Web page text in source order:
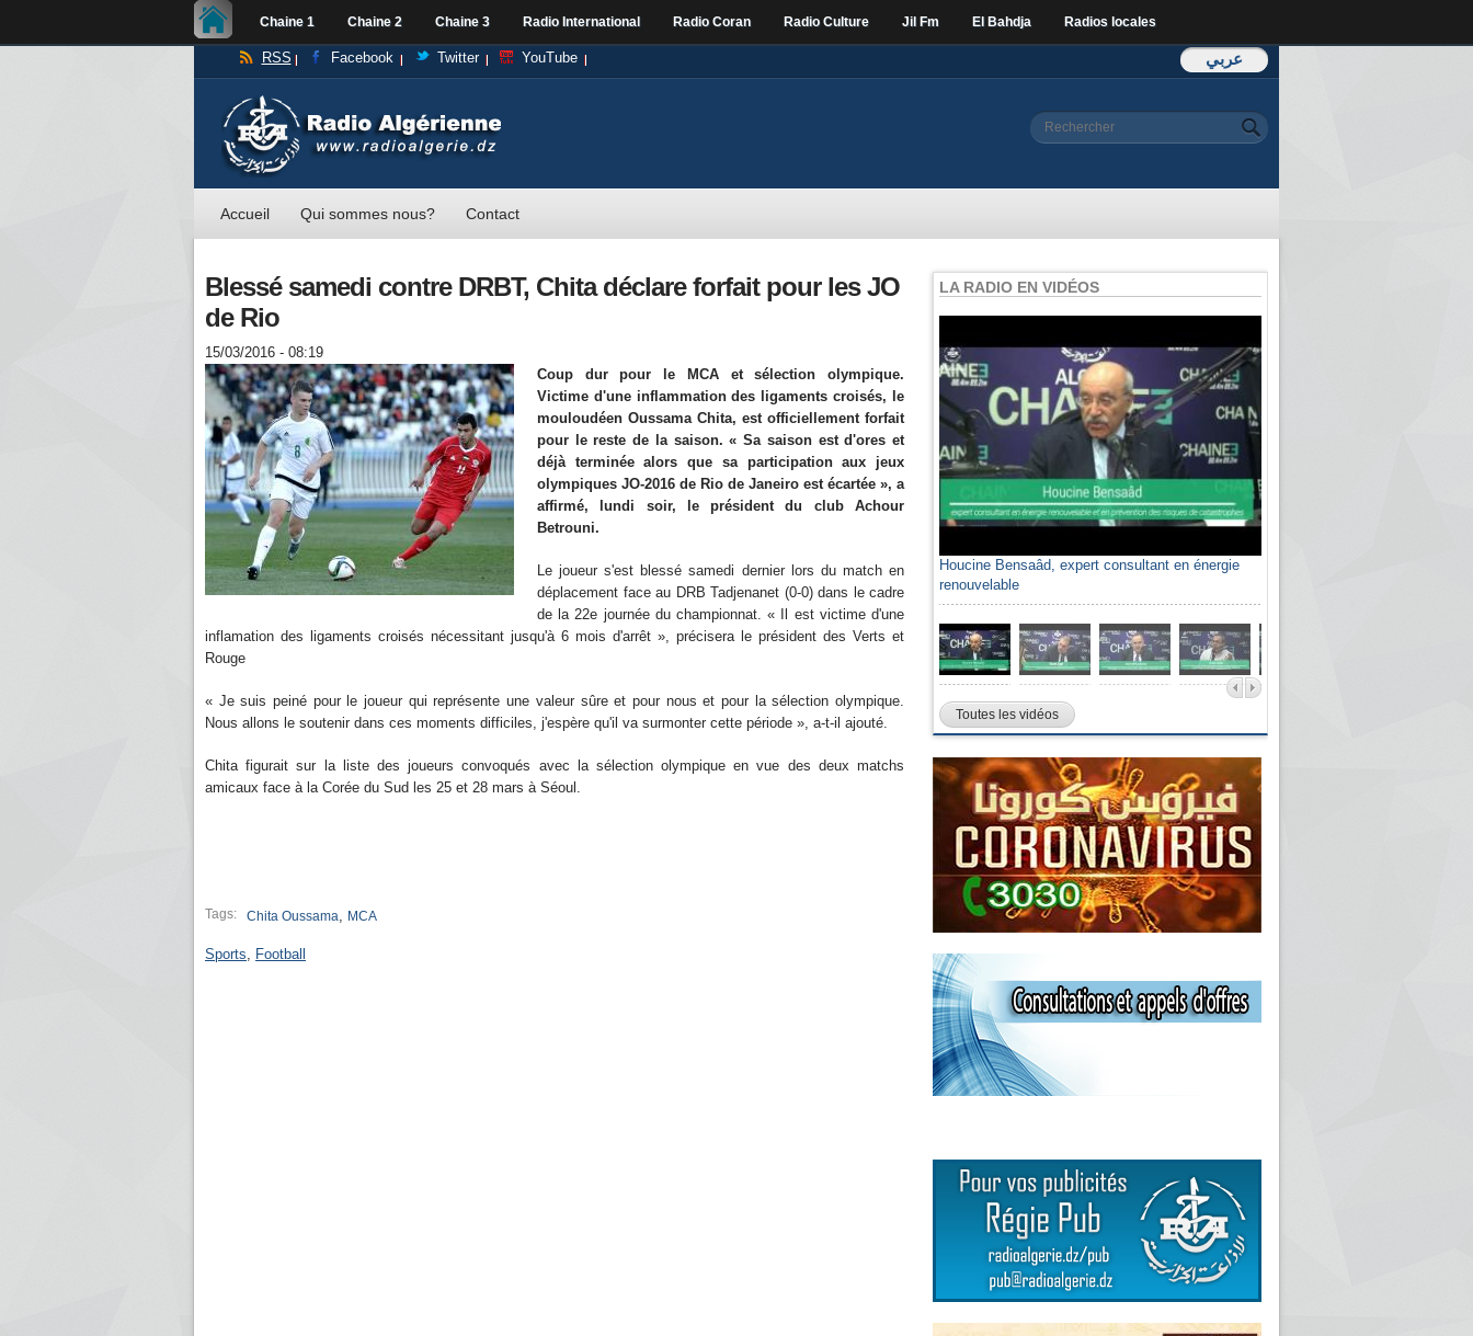
Chaine 1 Chaine 2 Chaine 3 Radio International Radio Coran Radio Culture Jil Fm El Bahdja Radios locales
عربي RSS Facebook Twitter YouTube
Formulaire de
Rechercher
Accueil Qui sommes nous? Contact
Blessé samedi contre DRBT, Chita déclare forfait pour les JO
de Rio
15/03/2016 - 08:19
Coup dur pour le MCA et sélection olympique.
Victime d'une inflammation des ligaments croisés, le
mouloudéen Oussama Chita, est officiellement forfait
pour le reste de la saison. « Sa saison est d'ores et
déjà terminée alors que sa participation aux jeux
olympiques JO-2016 de Rio de Janeiro est écartée », a
affirmé, lundi soir, le président du club Achour
Betrouni.
Le joueur s'est blessé samedi dernier lors du match en
déplacement face au DRB Tadjenanet (0-0) dans le cadre
de la 22e journée du championnat. « Il est victime d'une
inflamation des ligaments croisés nécessitant jusqu'à 6 mois d'arrêt », précisera le président des Verts et
Rouge
« Je suis peiné pour le joueur qui représente une valeur sûre et pour nous et pour la sélection olympique.
Nous allons le soutenir dans ces moments difficiles, j'espère qu'il va surmonter cette période », a-t-il ajouté.
Chita figurait sur la liste des joueurs convoqués avec la sélection olympique en vue des deux matchs
amicaux face à la Corée du Sud les 25 et 28 mars à Séoul.
Tags: Chita Oussama, MCA
Sports, Football
LA RADIO EN VIDÉOS
Houcine Bensaâd, expert consultant en énergie
renouvelable
Toutes les vidéos